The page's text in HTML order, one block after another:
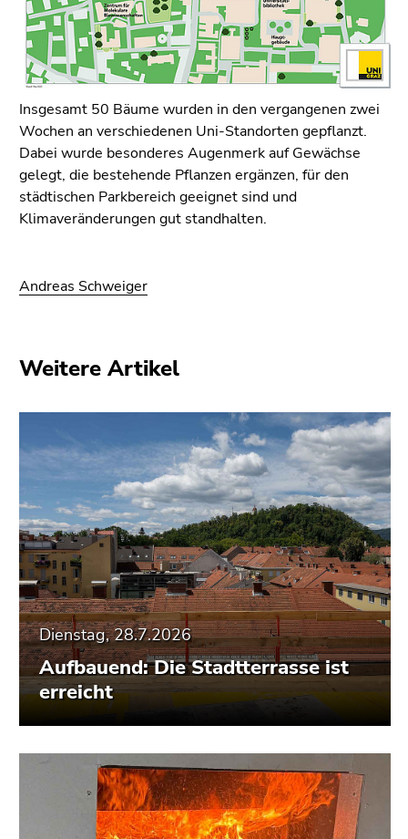
Insgesamt 50 Bäume wurden in den vergangenen zwei
Wochen an verschiedenen Uni-Standorten gepflanzt.
Dabei wurde besonderes Augenmerk auf Gewächse
gelegt, die bestehende Pflanzen ergänzen, für den
städtischen Parkbereich geeignet sind und
Klimaveränderungen gut standhalten.
Andreas Schweiger
Weitere Artikel
Dienstag, 28.7.2026
Aufbauend: Die Stadtterrasse ist
erreicht